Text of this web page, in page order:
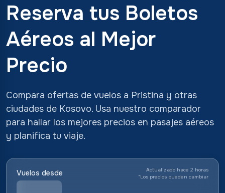
Reserva tus Boletos
Aéreos al Mejor
Precio
Compara ofertas de vuelos a Pristina y otras
ciudades de Kosovo. Usa nuestro comparador
para hallar los mejores precios en pasajes aéreos
y planifica tu viaje.
Vuelos desde
Actualizado hace 2 horas
*Los precios pueden cambiar